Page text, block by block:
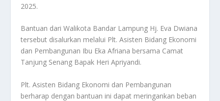
2025.
Bantuan dari Walikota Bandar Lampung Hj. Eva Dwiana
tersebut disalurkan melalui Plt. Asisten Bidang Ekonomi
dan Pembangunan Ibu Eka Afriana bersama Camat
Tanjung Senang Bapak Heri Apriyandi.
Plt. Asisten Bidang Ekonomi dan Pembangunan
berharap dengan bantuan ini dapat meringankan beban